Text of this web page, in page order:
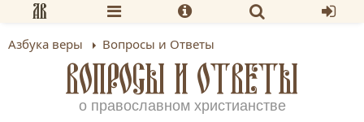
Азбука веры Вопросы и Ответы
ВОПРОСЫ И ОТВЕТЫ
о православном христианстве